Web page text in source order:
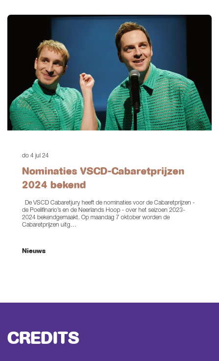
do 4 jul 24
Nominaties VSCD-Cabaretprijzen
2024 bekend
De VSCD Cabaretjury heeft de nominaties voor de Cabaretprijzen -
de Poelifinario’s en de Neerlands Hoop - over het seizoen 2023-
2024 bekendgemaakt. Op maandag 7 oktober worden de
Cabaretprijzen uitg…
Nieuws
CREDITS